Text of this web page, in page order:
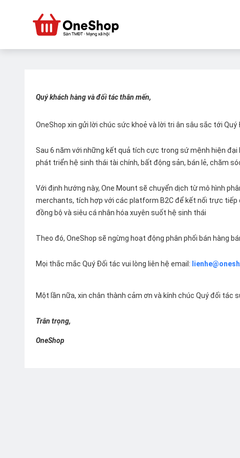
Quý khách hàng và đối tác thân mến,
OneShop xin gửi lời chúc sức khoẻ và lời tri ân sâu sắc tới
Sau 6 năm với những kết quả tích cực trong sứ mệnh hiện
phát triển hệ sinh thái tài chính, bất động sản, bán lẻ, chăm
Với định hướng này, One Mount sẽ chuyển dịch từ mô hình
merchants, tích hợp với các platform B2C để kết nối trực
đồng bộ và siêu cá nhân hóa xuyên suốt hệ sinh thái
Theo đó, OneShop sẽ ngừng hoạt động phân phối bán hàng
Mọi thắc mắc Quý Đối tác vui lòng liên hệ email:
Một lần nữa, xin chân thành cảm ơn và kính chúc Quý đối tác
Trân trọng,
OneShop